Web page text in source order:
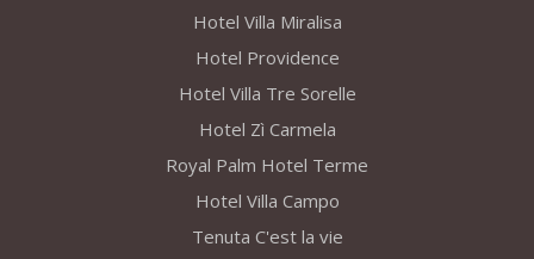
Hotel Villa Miralisa
Hotel Providence
Hotel Villa Tre Sorelle
Hotel Zì Carmela
Royal Palm Hotel Terme
Hotel Villa Campo
Tenuta C'est la vie